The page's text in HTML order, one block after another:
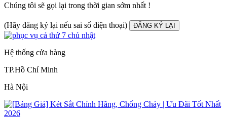
Chúng tôi sẽ gọi lại trong thời gian sớm nhất !
(Hãy đăng ký lại nếu sai số điện thoại) ĐĂNG KÝ LẠI
Hệ thống cửa hàng
TP.Hồ Chí Minh
Hà Nội